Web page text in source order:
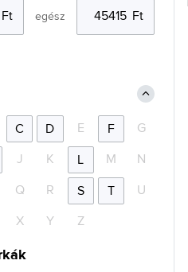
egész
C D E F
G
J K L M
N
Q R S T
U
X Y Z